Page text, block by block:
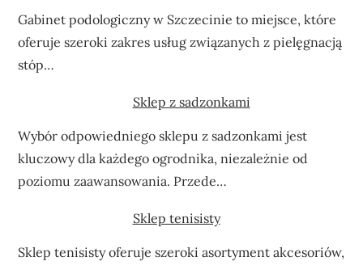
Gabinet podologiczny w Szczecinie to miejsce, które
oferuje szeroki zakres usług związanych z pielęgnacją
stóp…
Sklep z sadzonkami
Wybór odpowiedniego sklepu z sadzonkami jest
kluczowy dla każdego ogrodnika, niezależnie od
poziomu zaawansowania. Przede…
Sklep tenisisty
Sklep tenisisty oferuje szeroki asortyment akcesoriów,